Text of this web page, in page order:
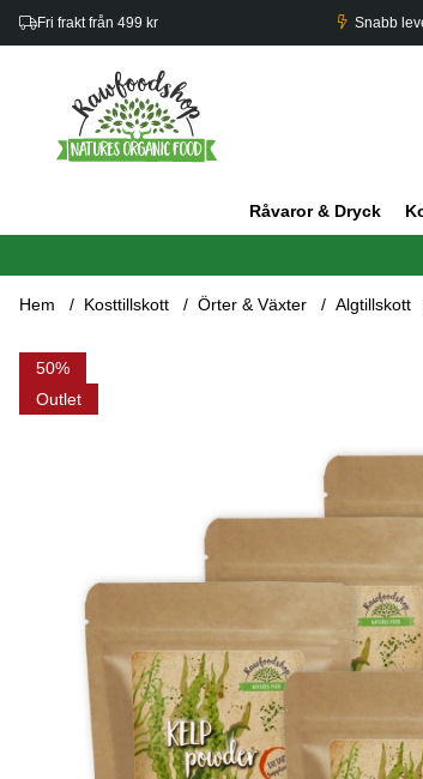
Fri frakt från 499 kr Snabb
Råvaror & Dryck
Hem Kosttillskott Örter & Växter Algtillskott
50
Outlet
Produktbilder Kelp Pulver 250g x 5 paket